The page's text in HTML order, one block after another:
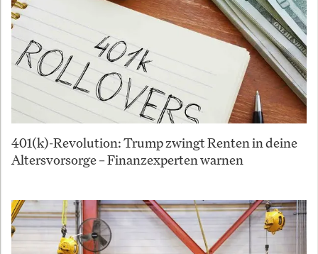
401(k)-Revolution: Trump zwingt Renten in deine
Altersvorsorge – Finanzexperten warnen